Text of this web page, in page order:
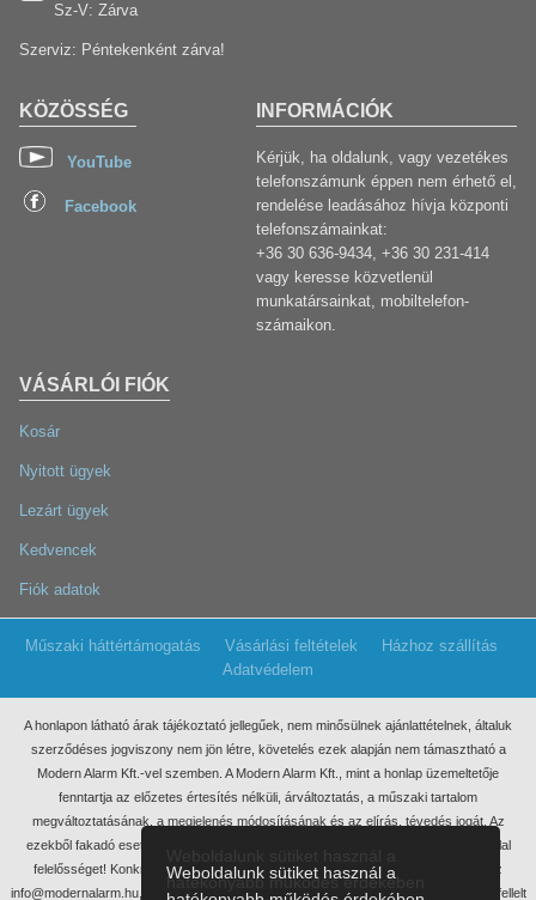
Sz-V: Zárva
Szerviz: Péntekenként zárva!
VÁSÁRLÓI FIÓK
Kosár
Nyitott ügyek
Lezárt ügyek
Kedvencek
Fiók adatok
KÖZÖSSÉG
YouTube
Facebook
INFORMÁCIÓK
Kérjük, ha oldalunk, vagy vezetékes
telefonszámunk éppen nem érhető el,
rendelése leadásához hívja központi
telefonszámainkat:
+36 30 636-9434, +36 30 231-414
vagy keresse közvetlenül
munkatársainkat, mobiltelefon-
számaikon.
Műszaki háttértámogatás Vásárlási feltételek
Házhoz szállítás
Adatvédelem
A honlapon látható árak tájékoztató jellegűek, nem minősülnek ajánlattételnek, általuk
szerződéses jogviszony nem jön létre, követelés ezek alapján nem támasztható a
Modern Alarm Kft.-vel szemben. A Modern Alarm Kft., mint a honlap üzemeltetője
fenntartja az előzetes értesítés nélküli, árváltoztatás, a műszaki tartalom
megváltoztatásának, a megjelenés módosításának és az elírás, tévedés jogát. Az
ezekből fakadó esetleges elmaradt haszonért, anyagi, vagy egyéb kárért nem vállal
felelősséget! Konkrét ajánlatkérés miatt kérjük, keressen meg minket írásban, az
info@modernalarm.hu, vagy a rendeles@modernalarm.hu e-mail címen. A honlapon fellelt
hatékonyabb működés érdekében
Weboldalunk sütiket használ a